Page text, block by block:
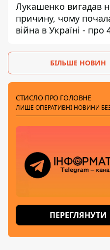
Лукашенко вигадав
причину, чому
війна в Україні - про
БІЛЬШЕ НОВИН
СТИСЛО ПРО ГОЛОВНЕ
ЛИШЕ ОПЕРАТИВНІ НОВИНИ
ПЕРЕГЛЯНУТИ